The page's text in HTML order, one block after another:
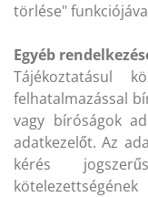
törlése"
Egyéb
Tájékoztatásul
felhatalmazással
vagy bíróságok
adatkezelőt. Az
kérés